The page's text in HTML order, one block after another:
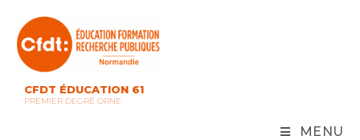
content
CFDT ÉDUCATION 61
PREMIER DEGRÉ ORNE
MENU